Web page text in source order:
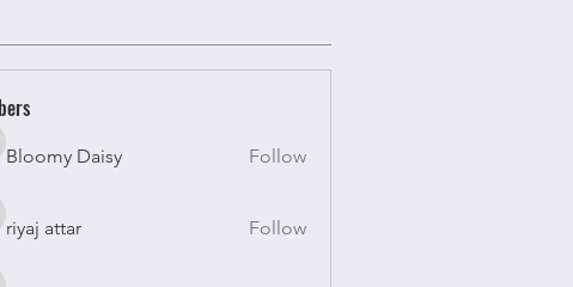
Daisy
Bloomy Daisy Follow
attar
riyaj attar Follow